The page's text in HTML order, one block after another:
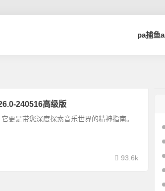
pa捕鱼
240516高级版
更是带您深度探索音乐世界的精神指南。
93.6k